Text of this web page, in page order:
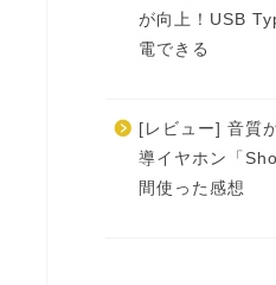
が向上！USB
電できる
[レビュー] 音質
導イヤホン「
間使った感想